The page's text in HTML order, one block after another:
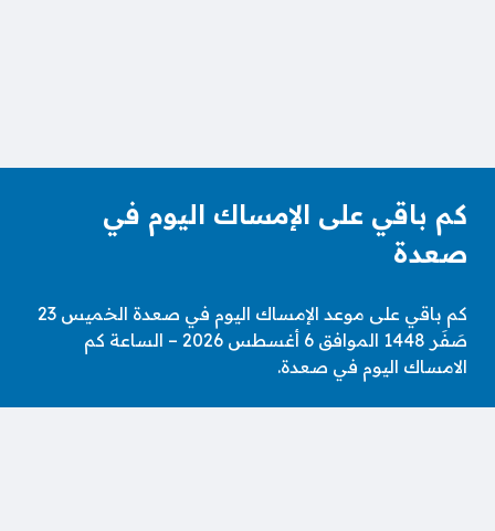
كم باقي على الإمساك اليوم في
صعدة
كم باقي على موعد الإمساك اليوم في صعدة الخميس 23
صَفَر 1448 الموافق 6 أغسطس 2026 – الساعة كم
الامساك اليوم في صعدة.